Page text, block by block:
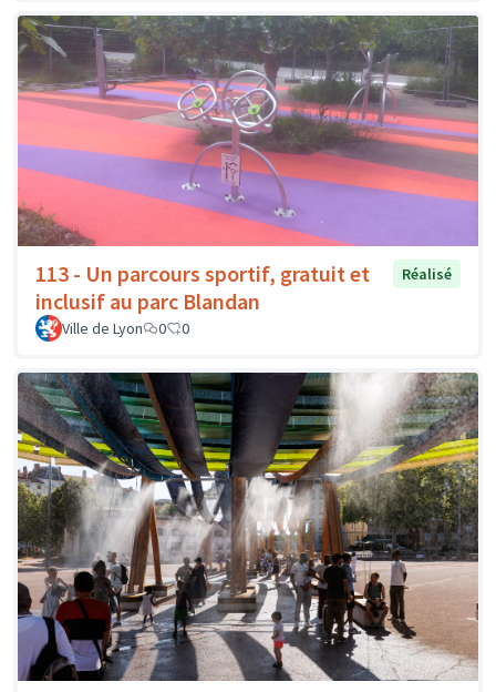
113 - Un parcours sportif, gratuit et
inclusif au parc Blandan
Réalisé
Ville de Lyon 0 0